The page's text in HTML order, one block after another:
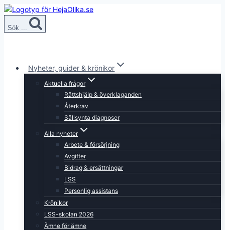
Skip
content
Sök ...
Nyheter, guider & krönikor
Aktuella frågor
Rättshjälp & överklaganden
Återkrav
Sällsynta diagnoser
Alla nyheter
Arbete & försörjning
Avgifter
Bidrag & ersättningar
LSS
Personlig assistans
Krönikor
LSS-skolan 2026
Ämne för ämne